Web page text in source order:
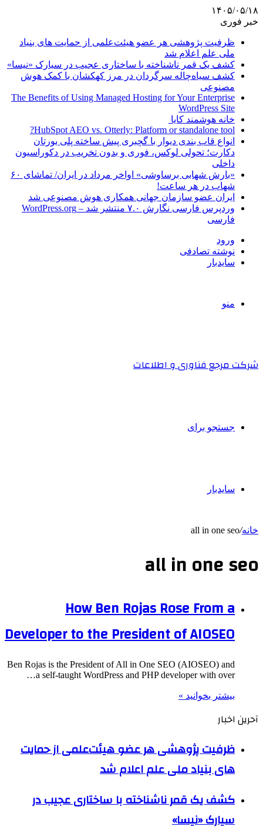
۱۴۰۵/۰۵/۱۸
خبر فوری
ظرفیت پژوهشی هر عضو هیئت‌علمی از حمایت های بنیاد
ملی علم اعلام شد
کشف یک قمر ناشناخته با ساختاری عجیب در سیارک «نیسا»
کشف سیاه‌چاله سرگردان در مرز کهکشان با کمک هوش
مصنوعی
The Benefits of Using Managed Hosting for Your Enterprise
WordPress Site
خانه هوشمند کایا
HubSpot AEO vs. Otterly: Platform or standalone tool?
انواع قاب بندی دیوار با گچبری پیش ساخته پلی یورتان
دکارت؛ تحولی لوکس، فوری و بدون تخریب در دکوراسیون
داخلی
«بارش شهابی برساوشی» اواخر مرداد در ایران/ تماشای ۶۰
شهاب در هر ساعت!
ایران عضو سازمان جهانی همکاری هوش مصنوعی شد
وردپرس فارسی نگارش ۷.۰ منتشر شد – WordPress.org
فارسی
ورود
نوشته تصادفی
سایدبار
منو
شرکت مرجع فناوری و اطلاعات
جستجو برای
سایدبار
خانه/
all in one seo
all in one seo
How Ben Rojas Rose From a
Developer to the President of AIOSEO
Ben Rojas is the President of All in One SEO (AIOSEO) and
a self-taught WordPress and PHP developer with over…
بیشتر بخوانید »
آحرین اخبار
ظرفیت پژوهشی هر عضو هیئت‌علمی از حمایت
های بنیاد ملی علم اعلام شد
کشف یک قمر ناشناخته با ساختاری عجیب در
سیارک «نیسا»